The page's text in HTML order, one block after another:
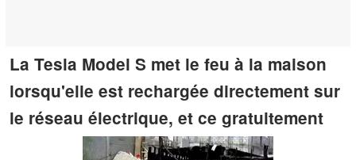
La Tesla Model S met le feu à la maison
lorsqu'elle est rechargée directement sur
le réseau électrique, et ce gratuitement